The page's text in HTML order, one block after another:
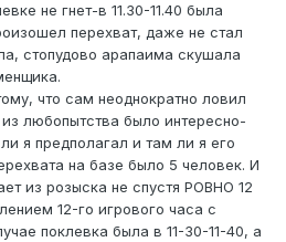
не гнет-в 11.30-11.40 была
перехват, даже не стал
стопудово арапаима скушала
что сам неоднократно ловил
любопытства было интересно-
я предполагал и там ли я его
на базе было 5 человек. И
из розыска не спустя РОВНО 12
12-го игрового часа с
поклевка была в 11-30-11-40, а